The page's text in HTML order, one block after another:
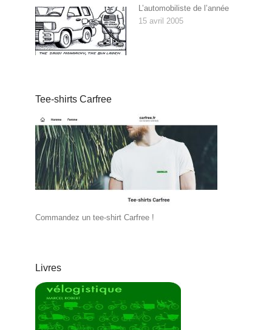
L’automobiliste de l’année
15 avril 2005
Tee-shirts Carfree
Commandez un tee-shirt Carfree !
Livres